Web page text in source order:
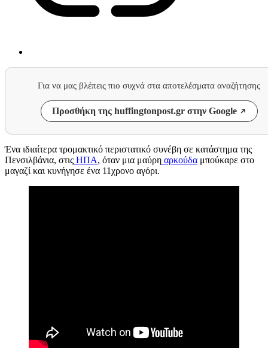
Για να μας βλέπεις πιο συχνά στα αποτελέσματα αναζήτησης
Προσθήκη της huffingtonpost.gr στην Google
Ένα ιδιαίτερα τρομακτικό περιστατικό συνέβη σε κατάστημα της
Πενσιλβάνια, στις ΗΠΑ, όταν μια μαύρη αρκούδα μπούκαρε στο
μαγαζί και κυνήγησε ένα 11χρονο αγόρι.